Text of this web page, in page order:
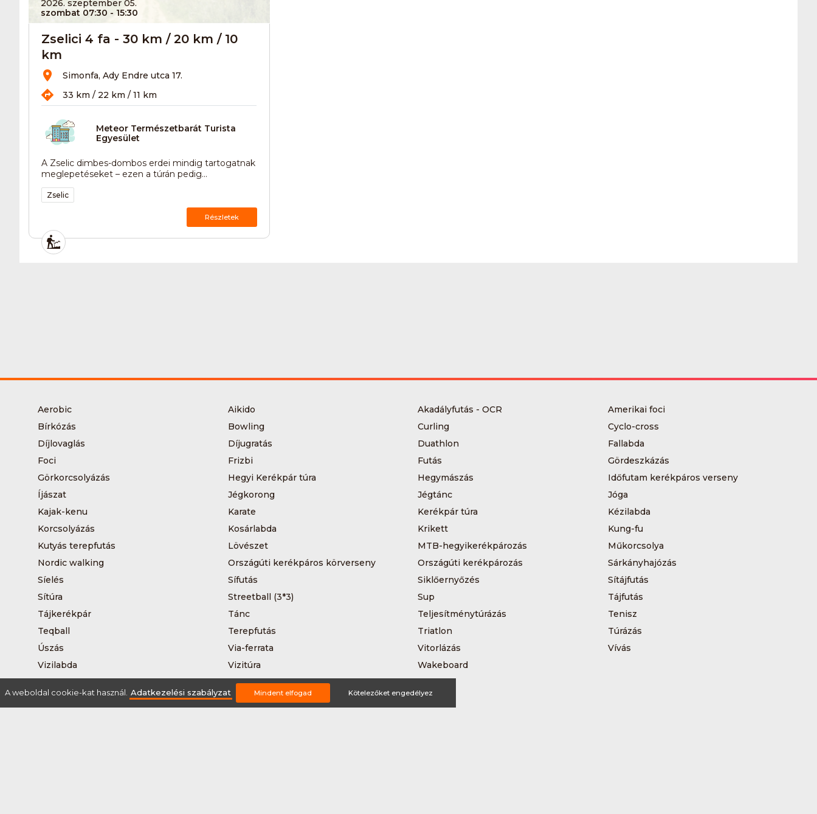
2026. szeptember 05.
szombat 07:30 - 15:30
Zselici 4 fa - 30 km / 20 km / 10
km
Simonfa, Ady Endre utca 17.
33 km / 22 km / 11 km
Meteor Természetbarát Turista
Egyesület
A Zselic dimbes-dombos erdei mindig tartogatnak
meglepetéseket – ezen a túrán pedig...
Zselic
Részletek
Aerobic Aikido Akadályfutás - OCR
Amerikai foci
Bírkózás
Bowling Curling
Cyclo-cross
Díjlovaglás
Díjugratás Duathlon
Fallabda
Foci
Frizbi Futás
Gördeszkázás
Görkorcsolyázás
Hegyi Kerékpár túra Hegymászás
Időfutam kerékpáros verseny
Íjászat
Jégkorong Jégtánc
Jóga
Kajak-kenu
Karate Kerékpár túra
Kézilabda
Korcsolyázás
Kosárlabda Krikett
Kung-fu
Kutyás terepfutás
Lövészet MTB-hegyikerékpározás
Műkorcsolya
Nordic walking
Országúti kerékpáros körverseny Országúti kerékpározás
Sárkányhajózás
Síelés
Sífutás Siklőernyőzés
Sítájfutás
Sítúra
Streetball (3*3) Sup
Tájfutás
Tájkerékpár
Tánc Teljesítménytúrázás
Tenisz
Teqball
Terepfutás Triatlon
Túrázás
Úszás
Via-ferrata Vitorlázás
Vívás
Vizilabda
Vizitúra Wakeboard
A weboldal cookie-kat használ. Adatkezelési szabályzat Mindent elfogad Kötelezőket engedélyez